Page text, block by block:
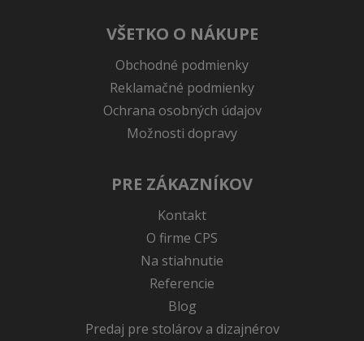
VŠETKO O NÁKUPE
Obchodné podmienky
Reklamačné podmienky
Ochrana osobných údajov
Možnosti dopravy
PRE ZÁKAZNÍKOV
Kontakt
O firme CPS
Na stiahnutie
Referencie
Blog
Predaj pre stolárov a dizajnérov